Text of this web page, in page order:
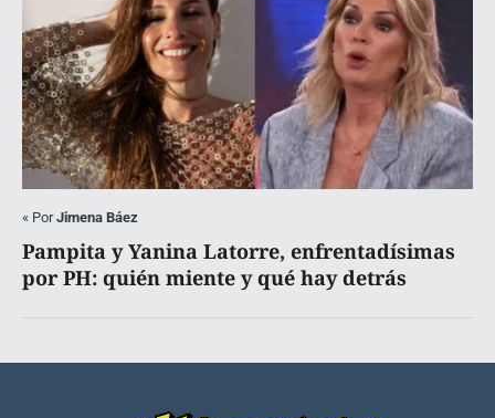
« PorJimena Báez
Pampita y Yanina Latorre, enfrentadísimas
por PH: quién miente y qué hay detrás